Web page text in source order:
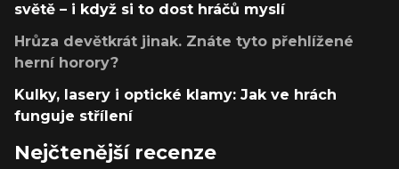
světě – i když si to dost hráčů myslí
Hrůza devětkrát jinak. Znáte tyto přehlížené
herní horory?
Kulky, lasery i optické klamy: Jak ve hrách
funguje střílení
Nejčtenější recenze